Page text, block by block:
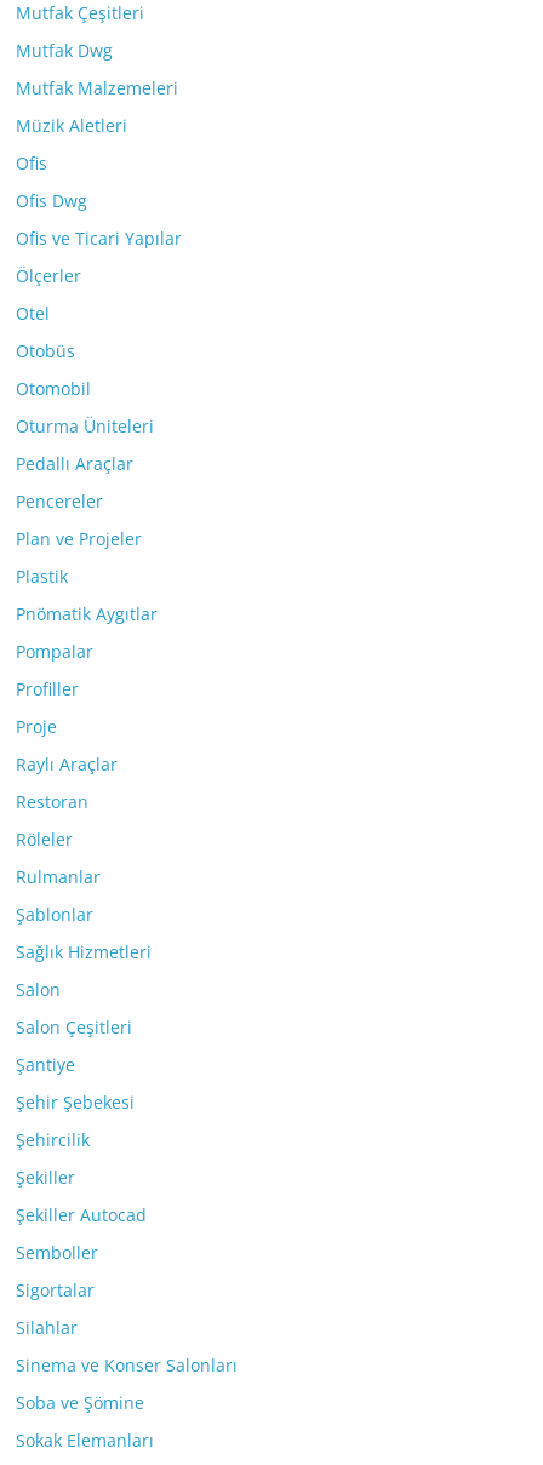
Mutfak Çeşitleri
Mutfak Dwg
Mutfak Malzemeleri
Müzik Aletleri
Ofis
Ofis Dwg
Ofis ve Ticari Yapılar
Ölçerler
Otel
Otobüs
Otomobil
Oturma Üniteleri
Pedallı Araçlar
Pencereler
Plan ve Projeler
Plastik
Pnömatik Aygıtlar
Pompalar
Profiller
Proje
Raylı Araçlar
Restoran
Röleler
Rulmanlar
Şablonlar
Sağlık Hizmetleri
Salon
Salon Çeşitleri
Şantiye
Şehir Şebekesi
Şehircilik
Şekiller
Şekiller Autocad
Semboller
Sigortalar
Silahlar
Sinema ve Konser Salonları
Soba ve Şömine
Sokak Elemanları